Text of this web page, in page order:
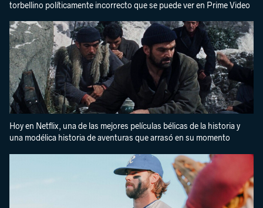
torbellino políticamente incorrecto que se puede ver en Prime Video
Hoy en Netflix, una de las mejores películas bélicas de la historia y
una modélica historia de aventuras que arrasó en su momento